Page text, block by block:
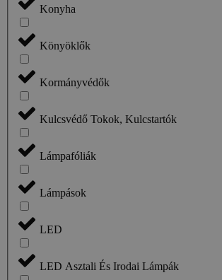
Konyha
Könyöklők
Kormányvédők
Kulcsvédő Tokok, Kulcstartók
Lámpafóliák
Lámpások
LED
LED Asztali És Irodai Lámpák